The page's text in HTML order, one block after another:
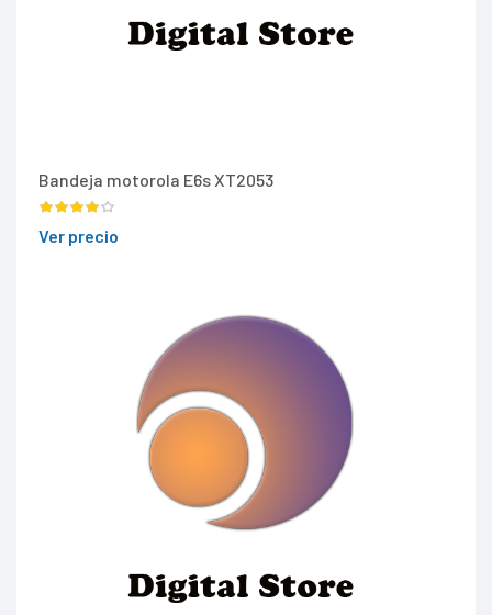
Bandeja motorola E6s XT2053
Ver precio